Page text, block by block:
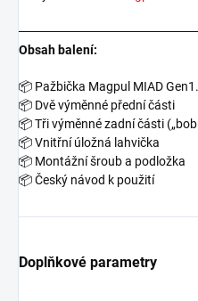
Obsah balení:
📦 Pažbička Magpul MIAD
📦 Dvě výměnné přední části
📦Tři výměnné zadní části
📦Vnitřní úložná lahvička
📦 Montážní šroub a podložka
📦Český návod k použití
Doplňkové parametry